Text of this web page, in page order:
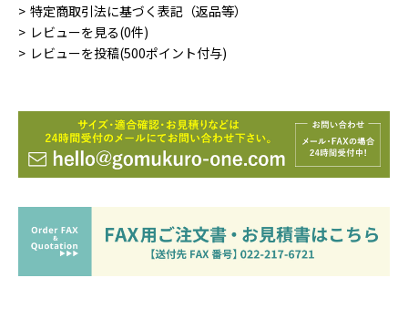
特定商取引法に基づく表記（返品等）
レビューを見る(0件)
レビューを投稿(500ポイント付与)